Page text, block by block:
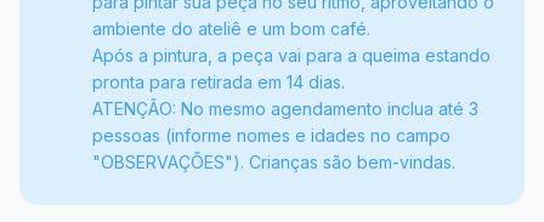
ambiente do ateliê e um bom café.
Após a pintura, a peça vai para a queima estando
pronta para retirada em 14 dias.
ATENÇÃO: No mesmo agendamento inclua até 3
pessoas (informe nomes e idades no campo
"OBSERVAÇÕES"). Crianças são bem-vindas.